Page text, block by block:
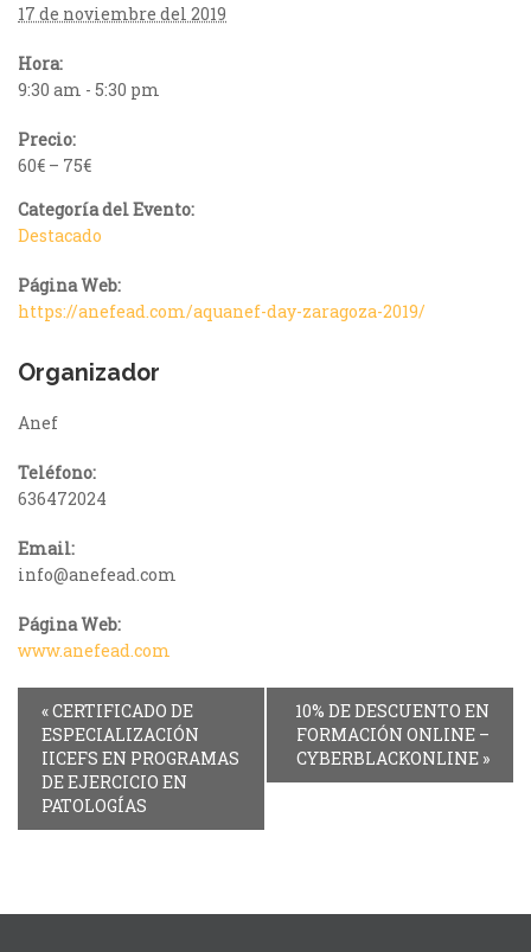
17 de noviembre del 2019
Hora:
9:30 am - 5:30 pm
Precio:
60€ – 75€
Categoría del Evento:
Destacado
Página Web:
https://anefead.com/aquanef-day-zaragoza-2019/
Organizador
Anef
Teléfono:
636472024
Email:
info@anefead.com
Página Web:
www.anefead.com
Event
Navigation
«CERTIFICADO DE
ESPECIALIZACIÓN
IICEFS EN PROGRAMAS
DE EJERCICIO EN
PATOLOGÍAS
10% DE DESCUENTO EN
FORMACIÓN ONLINE –
CYBERBLACKONLINE »